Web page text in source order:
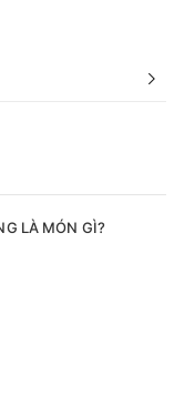
LÀ MÓN GÌ?